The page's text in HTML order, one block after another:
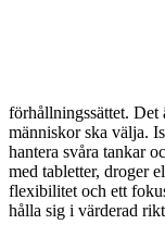
förhållningssättet. Det
människor ska välja.
hantera svåra tankar
med tabletter, droger
flexibilitet och ett
hålla sig i värderad